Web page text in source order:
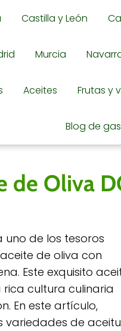
Castilla y León
Murcia
Aceites Frutas y
Blog de
de Oliva
uno de los tesoros
de oliva con
Este exquisito
rica cultura culinaria
En este artículo,
variedades de